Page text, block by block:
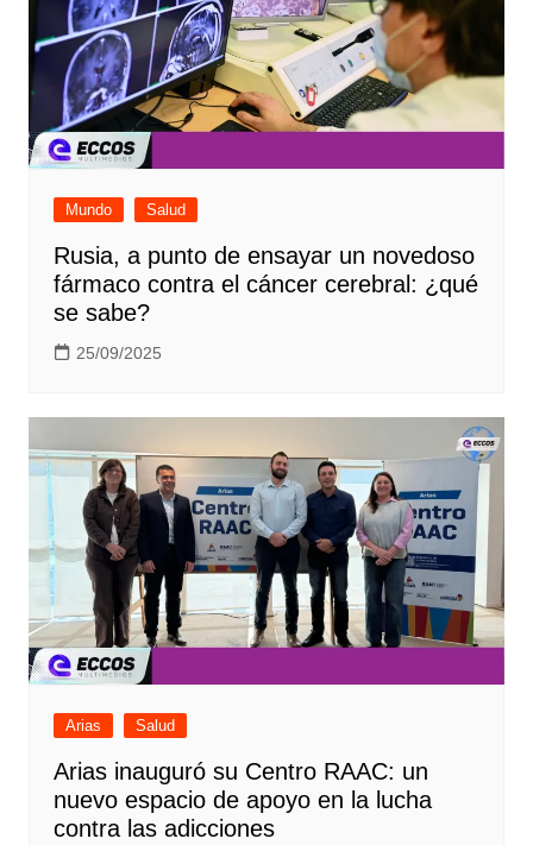
Mundo Salud
Rusia, a punto de ensayar un novedoso
fármaco contra el cáncer cerebral: ¿qué
se sabe?
25/09/2025
Arias Salud
Arias inauguró su Centro RAAC: un
nuevo espacio de apoyo en la lucha
contra las adicciones